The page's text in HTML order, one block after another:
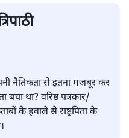
नैतिकता से इतना मजबूर कर
बचा था? वरिष्ठ पत्रकार/
के हवाले से राष्ट्रपिता के